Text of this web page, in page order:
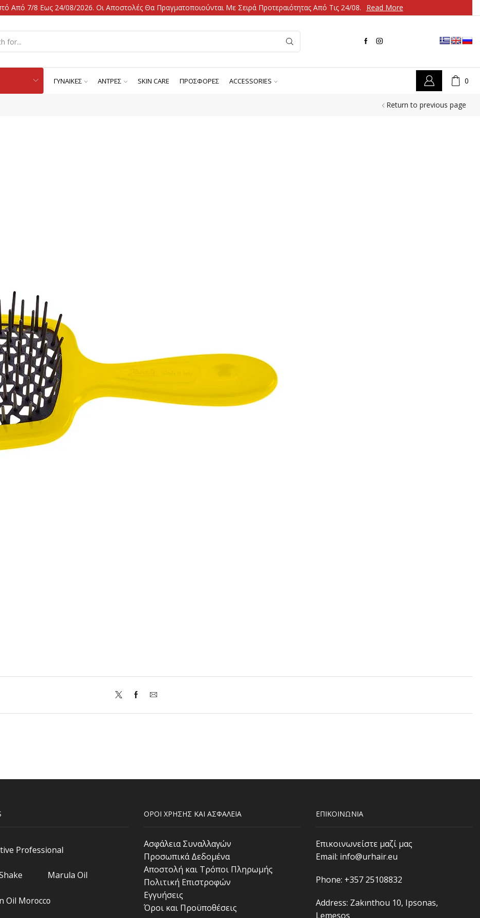
Από 7/8 Εως 24/08/2026. Οι Αποστολές Θα Πραγματοποιούνται Με Σειρά Προτεραιότητας Από Τις 24/08. Read More
ΓΥΝΑΙΚΕΣ ΑΝΤΡΕΣ SKIN CARE ΠΡΟΣΦΟΡΕΣ ACCESSORIES 0
Return to previous page
Professional
Marula Oil
Oil Morocco
ΟΡΟΙ ΧΡΗΣΗΣ ΚΑΙ ΑΣΦΑΛΕΙΑ
Ασφάλεια Συναλλαγών
Προσωπικά Δεδομένα
Αποστολή και Τρόποι Πληρωμής
Πολιτική Επιστροφών
Εγγυήσεις
Όροι και Προϋποθέσεις
ΕΠΙΚΟΙΝΩΝΙΑ
Επικοινωνείστε μαζί μας
Email: info@urhair.eu
Phone: +357 25108832
Address: Zakınthou 10, Ipsonas,
Lemesos